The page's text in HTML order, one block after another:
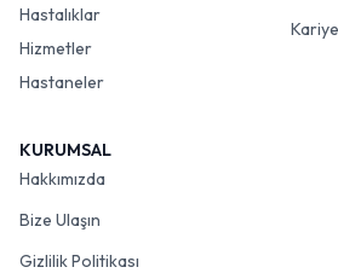
Hastalıklar
Hizmetler
Hastaneler
KURUMSAL
Hakkımızda
Bize Ulaşın
Gizlilik Politikası